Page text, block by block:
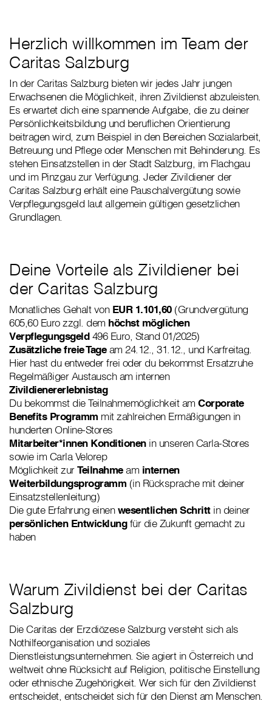
Herzlich willkommen im Team der
Caritas Salzburg
In der Caritas Salzburg bieten wir jedes Jahr jungen
Erwachsenen die Möglichkeit, ihren Zivildienst abzuleisten.
Es erwartet dich eine spannende Aufgabe, die zu deiner
Persönlichkeitsbildung und beruflichen Orientierung
beitragen wird, zum Beispiel in den Bereichen Sozialarbeit,
Betreuung und Pflege oder Menschen mit Behinderung. Es
stehen Einsatzstellen in der Stadt Salzburg, im Flachgau
und im Pinzgau zur Verfügung. Jeder Zivildiener der
Caritas Salzburg erhält eine Pauschalvergütung sowie
Verpflegungsgeld laut allgemein gültigen gesetzlichen
Grundlagen.
Deine Vorteile als Zivildiener bei
der Caritas Salzburg
Monatliches Gehalt von EUR 1.101,60(Grundvergütung
605,60 Euro zzgl. dem höchst möglichen
Verpflegungsgeld496 Euro, Stand 01/2025)
Zusätzliche freie Tageam 24.12., 31.12., und Karfreitag.
Hier hast du entweder frei oder du bekommst Ersatzruhe
Regelmäßiger Austausch am internen
Zivildienererlebnistag
Du bekommst die Teilnahmemöglichkeit am Corporate
Benefits Programm mit zahlreichen Ermäßigungen in
hunderten Online-Stores
Mitarbeiter*innen Konditionenin unseren Carla-Stores
sowie im Carla Velorep
Möglichkeit zurTeilnahmeam internen
Weiterbildungsprogramm (in Rücksprache mit deiner
Einsatzstellenleitung)
Die gute Erfahrung einenwesentlichen Schrittin deiner
persönlichen Entwicklungfür die Zukunft gemacht zu
haben
Warum Zivildienst bei der Caritas
Salzburg
Die Caritas der Erzdiözese Salzburg versteht sich als
Nothilfeorganisation und soziales
Dienstleistungsunternehmen. Sie agiert in Österreich und
weltweit ohne Rücksicht auf Religion, politische Einstellung
oder ethnische Zugehörigkeit. Wer sich für den Zivildienst
entscheidet, entscheidet sich für den Dienst am Menschen.